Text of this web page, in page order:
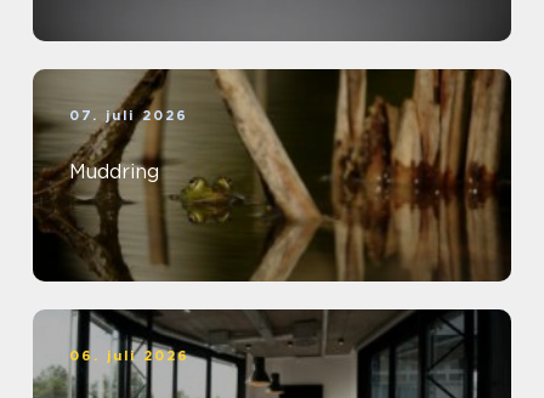
07. juli 2026
Muddring
06. juli 2026